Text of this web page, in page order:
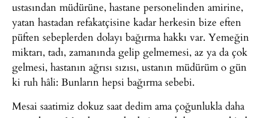
ustasından müdürüne, hastane personelinden amirine,
yatan hastadan refakatçisine kadar herkesin bize eften
püften sebeplerden dolayı bağırma hakkı var. Yemeğin
miktarı, tadı, zamanında gelip gelmemesi, az ya da çok
gelmesi, hastanın ağrısı sızısı, ustanın müdürüm o gün
ki ruh hâli: Bunların hepsi bağırma sebebi.
Mesai saatimiz dokuz saat dedim ama çoğunlukla daha